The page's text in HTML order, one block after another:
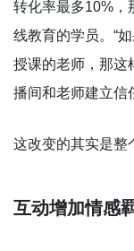
转化率最多10%，
线教育的学员。“
授课的老师，那这
播间和老师建立信
这改变的其实是整
互动增加情感